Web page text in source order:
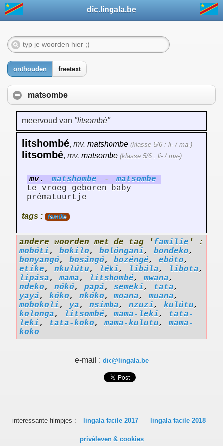
dic.lingala.be
onthouden freetext
matsombe
meervoud van "litsombé"
litshombé, mv. matshombe (klasse 5/6 : li- / ma-)
litsombé, mv. matsombe (klasse 5/6 : li- / ma-)
mv. matshombe -
matsombe
te vroeg geboren baby
prématuurtje
tags : familie
andere woorden met de tag ' familie ' :
mobóti, bokilo, bolóngani, bondeko,
bonyangó, bosángó, bozéngé, ebóto,
etike, nkulútu, léki, libála, libota,
lipása,mama, litshombé,mwana,
ndeko, nókó, papá, semeki, tata,
yayá, kóko, nkóko,moana,muana,
mobokoli, ya, nsimba, nzuzi, kulútu,
kolonga, litsombé,mama-leki,
tata-
leki, tata-koko,mama-kulutu,mama-
koko
e-mail : dic@lingala.be
interessante filmpjes : lingala facile 2017 lingala facile 2018
privéleven & cookies